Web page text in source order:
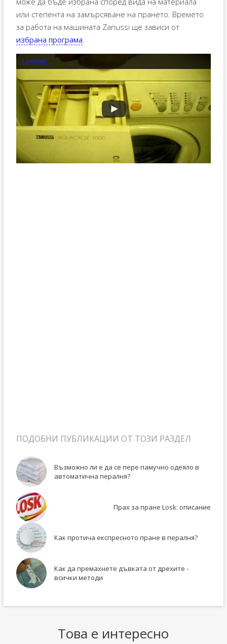
или степента на замърсяване на прането. Времето
за работа на машината Zanussi ще зависи от
избрана програма
Loading...
ПОДОБНИ ПУБЛИКАЦИИ ОТ ТОЗИ РАЗДЕЛ
Възможно ли е да се пере памучно одеяло в
автоматична пералня?
Прах за пране Losk: описание
Как протича експресното пране в пералня?
Как да премахнете дъвката от дрехите -
всички методи
Това е интересно